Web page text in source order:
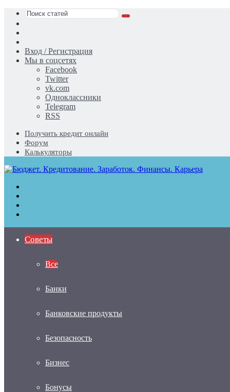
Поиск
статья
Вход / Регистрация
Мы в соцсетях
Facebook
Twitter
vk.com
Одноклассники
Telegram
RSS
Получить кредит онлайн
Форум
Калькуляторы
Советы
Все
Банки
Банковские продукты
Безопасность
Бизнес
Бонусы